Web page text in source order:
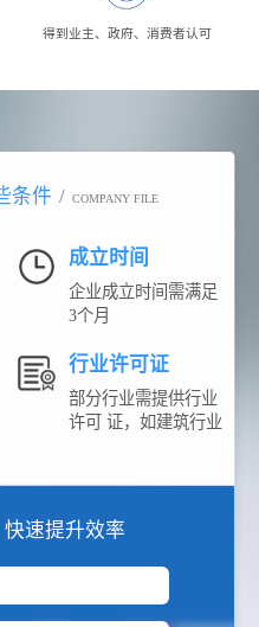
得到业主、政府、消费者认可
条件 / COMPANY FILE
成立时间
企业成立时间需满足
3个月
行业许可证
部分行业需提供行业
许可 证，如建筑行业
速提升效率